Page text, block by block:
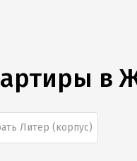
в
Литер (корпус)